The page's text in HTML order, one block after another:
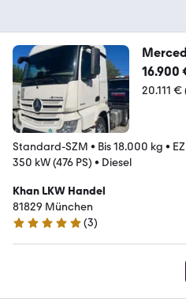
16.900
20.111 €
Standard-SZM • Bis 18.000 kg •
350 kW (476 PS) • Diesel
Khan LKW Handel
81829 München
5 Sterne
(3)